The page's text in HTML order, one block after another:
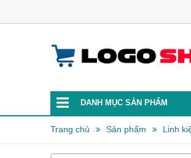
DANH MỤC SẢN PHẨM
Trang chủ Sản phẩm Linh